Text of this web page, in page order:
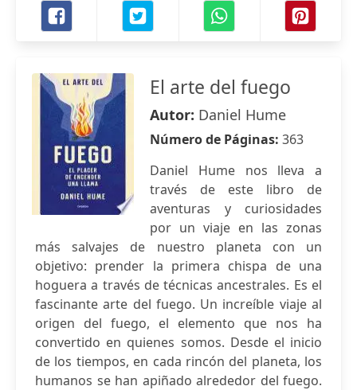
El arte del fuego
Autor: Daniel Hume
Número de Páginas: 363
Daniel Hume nos lleva a
través de este libro de
aventuras y curiosidades
por un viaje en las zonas
más salvajes de nuestro planeta con un
objetivo: prender la primera chispa de una
hoguera a través de técnicas ancestrales. Es el
fascinante arte del fuego. Un increíble viaje al
origen del fuego, el elemento que nos ha
convertido en quienes somos. Desde el inicio
de los tiempos, en cada rincón del planeta, los
humanos se han apiñado alrededor del fuego.